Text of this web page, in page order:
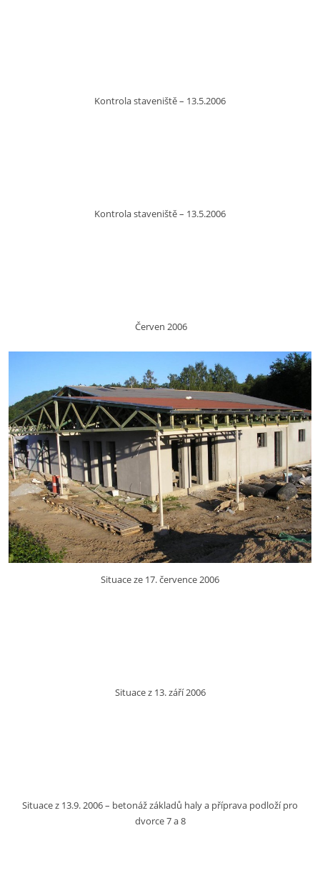
Kontrola staveniště – 13.5.2006
Kontrola staveniště – 13.5.2006
Červen 2006
Situace ze 17. července 2006
Situace z 13. září 2006
Situace z 13.9. 2006 – betonáž základů haly a příprava podloží pro
dvorce 7 a 8